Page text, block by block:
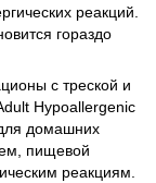
реакций.
гораздо
с треской и
Hypoallergenic
домашних
пищевой
реакциям.